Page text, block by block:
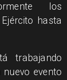
los
hasta
trabajando
evento